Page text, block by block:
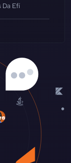
Da Efí